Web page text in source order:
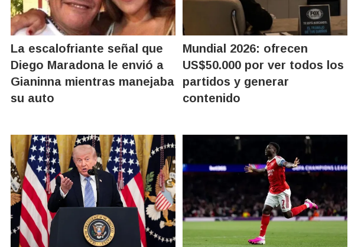
La escalofriante señal que
Diego Maradona le envió a
Gianinna mientras manejaba
su auto
Mundial 2026: ofrecen
US$50.000 por ver todos los
partidos y generar
contenido